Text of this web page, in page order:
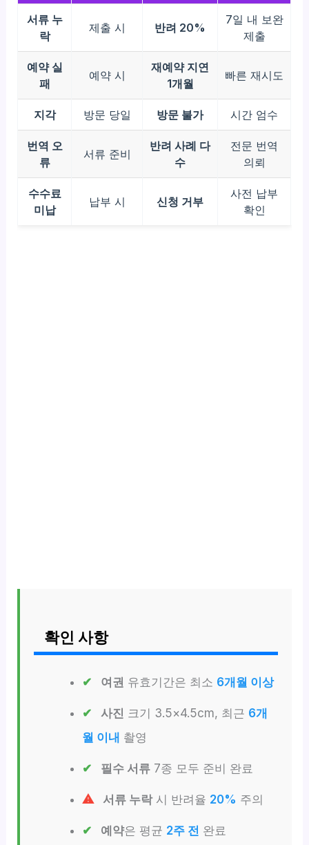
서류 누
락
제출 시 반려 20%
7일 내 보완
제출
예약 실
패
예약 시
재예약 지연
1개월
빠른 재시도
지각 방문 당일 방문 불가 시간 엄수
번역 오
류
서류 준비
반려 사례 다
수
전문 번역
의뢰
수수료
미납
납부 시 신청 거부
사전 납부
확인
확인 사항
여권 유효기간은 최소 6개월 이상
사진 크기 3.5×4.5cm, 최근 6개
월 이내 촬영
필수 서류7종 모두 준비 완료
서류 누락시 반려율 20% 주의
예약은 평균 2주 전 완료